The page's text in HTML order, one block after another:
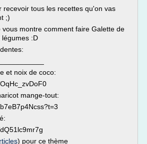
recevoir tous les recettes qu'on vas
;)
vous montre comment faire Galette de
:D
et noix de coco:
mange-tout:
) pour ce thème